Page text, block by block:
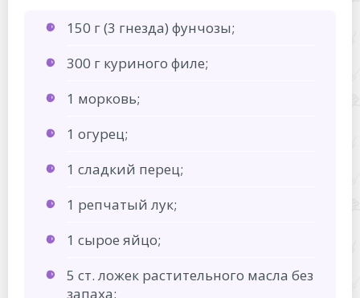
150 г (3 гнезда) фунчозы;
300 г куриного филе;
1 морковь;
1 огурец;
1 сладкий перец;
1 репчатый лук;
1 сырое яйцо;
5 ст. ложек растительного масла без
запаха;